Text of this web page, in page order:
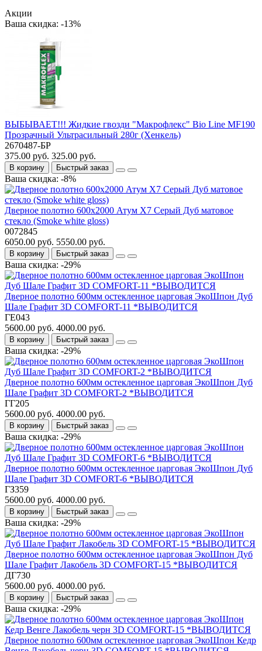
Акции
Ваша скидка: -13%
ВЫБЫВАЕТ!!! Жидкие гвозди "Макрофлекс" Bio Line MF190
Прозрачный Ультрасильный 280г (Хенкель)
2670487-БР
375.00 руб. 325.00 руб.
В корзину Быстрый заказ
Ваша скидка: -8%
Дверное полотно 600x2000 Атум Х7 Серый Дуб матовое
стекло (Smoke white gloss)
0072845
6050.00 руб. 5550.00 руб.
В корзину Быстрый заказ
Ваша скидка: -29%
Дверное полотно 600мм остекленное царговая ЭкоШпон Дуб
Шале Графит 3D COMFORT-11 *ВЫВОДИТСЯ
ГЕ043
5600.00 руб. 4000.00 руб.
В корзину Быстрый заказ
Ваша скидка: -29%
Дверное полотно 600мм остекленное царговая ЭкоШпон Дуб
Шале Графит 3D COMFORT-2 *ВЫВОДИТСЯ
ГГ205
5600.00 руб. 4000.00 руб.
В корзину Быстрый заказ
Ваша скидка: -29%
Дверное полотно 600мм остекленное царговая ЭкоШпон Дуб
Шале Графит 3D COMFORT-6 *ВЫВОДИТСЯ
ГЗ359
5600.00 руб. 4000.00 руб.
В корзину Быстрый заказ
Ваша скидка: -29%
Дверное полотно 600мм остекленное царговая ЭкоШпон Дуб
Шале Графит Лакобель 3D COMFORT-15 *ВЫВОДИТСЯ
ДГ730
5600.00 руб. 4000.00 руб.
В корзину Быстрый заказ
Ваша скидка: -29%
Дверное полотно 600мм остекленное царговая ЭкоШпон Кедр